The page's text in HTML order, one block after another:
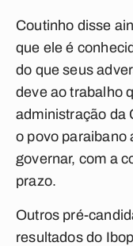
Coutinho disse
que ele é
do que seus
deve ao trabalho
administração da
o povo paraibano
governar, com a
prazo.
Outros pré-
resultados do